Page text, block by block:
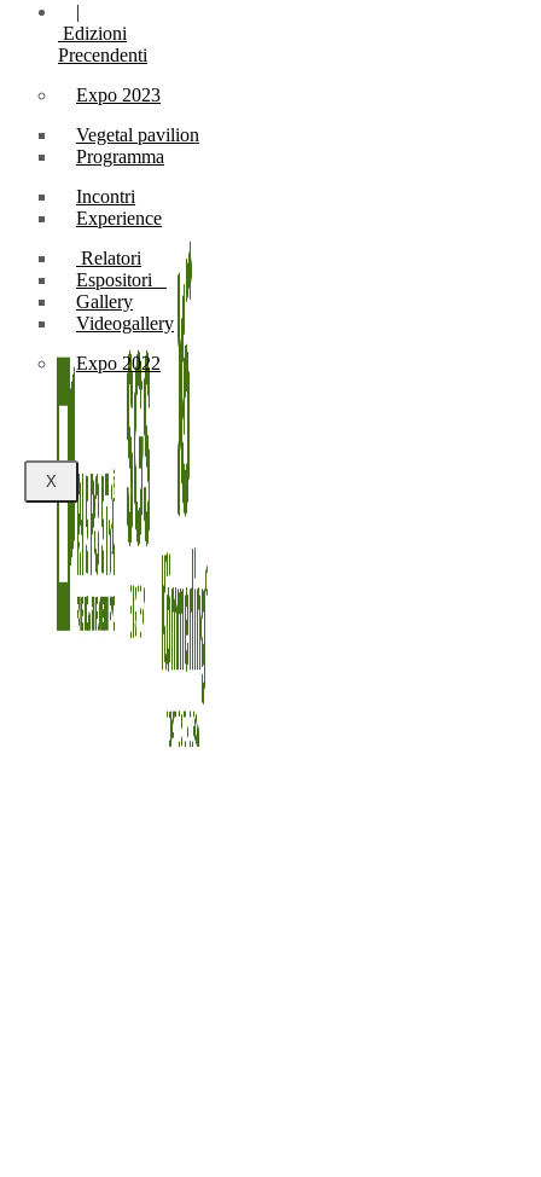
|
Edizioni
Precendenti
Expo 2023
Vegetal pavilion
Programma
Incontri
Experience
Relatori
Espositori
Gallery
Videogallery
Expo 2022
X